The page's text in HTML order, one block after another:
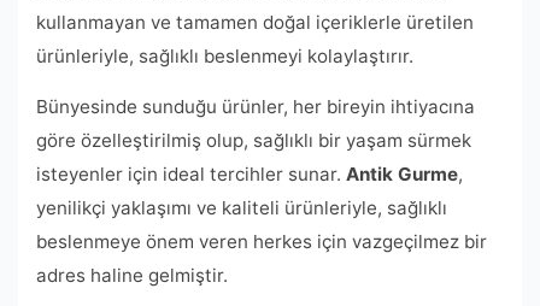
kullanmayan ve tamamen doğal içeriklerle üretilen
ürünleriyle, sağlıklı beslenmeyi kolaylaştırır.
Bünyesinde sunduğu ürünler, her bireyin ihtiyacına
göre özelleştirilmiş olup, sağlıklı bir yaşam sürmek
isteyenler için ideal tercihler sunar. Antik Gurme,
yenilikçi yaklaşımı ve kaliteli ürünleriyle, sağlıklı
beslenmeye önem veren herkes için vazgeçilmez bir
adres haline gelmiştir.